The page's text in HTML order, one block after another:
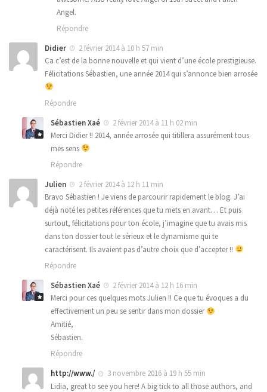
Angel.
Répondre
Didier
2 février 2014 à 10 h 57 min
Ca c’est de la bonne nouvelle et qui vient d’une école prestigieuse.
Félicitations Sébastien, une année 2014 qui s’annonce bien arrosée
Répondre
Sébastien Xaé
2 février 2014 à 11 h 02 min
Merci Didier !! 2014, année arrosée qui titillera assurément tous
mes sens
Répondre
Julien
2 février 2014 à 12 h 11 min
Bravo Sébastien ! Je viens de parcourir rapidement le blog. J’ai
déjà noté les petites références que tu mets en avant… Et puis
surtout, félicitations pour ton école, j’imagine que tu avais mis
dans ton dossier tout le sérieux et le dynamisme qui te
caractérisent. Ils avaient pas d’autre choix que d’accepter !!
Répondre
Sébastien Xaé
2 février 2014 à 12 h 16 min
Merci pour ces quelques mots Julien !! Ce que tu évoques a du
effectivement un peu se sentir dans mon dossier
Amitié,
Sébastien.
Répondre
http://www./
3 novembre 2016 à 19 h 55 min
Lidia, great to see you here! A big tick to all those authors, and